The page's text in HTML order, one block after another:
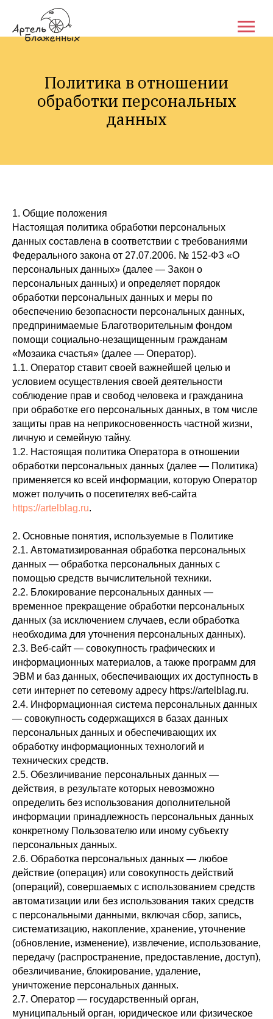
Политика в отношении
обработки персональных
данных
1. Общие положения
Настоящая политика обработки персональных
данных составлена в соответствии с требованиями
Федерального закона от 27.07.2006. № 152-ФЗ «О
персональных данных» (далее — Закон о
персональных данных) и определяет порядок
обработки персональных данных и меры по
обеспечению безопасности персональных данных,
предпринимаемые Благотворительным фондом
помощи социально-незащищенным гражданам
«Мозаика счастья» (далее — Оператор).
1.1. Оператор ставит своей важнейшей целью и
условием осуществления своей деятельности
соблюдение прав и свобод человека и гражданина
при обработке его персональных данных, в том числе
защиты прав на неприкосновенность частной жизни,
личную и семейную тайну.
1.2. Настоящая политика Оператора в отношении
обработки персональных данных (далее — Политика)
применяется ко всей информации, которую Оператор
может получить о посетителях веб-сайта
https://artelblag.ru.
2. Основные понятия, используемые в Политике
2.1. Автоматизированная обработка персональных
данных — обработка персональных данных с
помощью средств вычислительной техники.
2.2. Блокирование персональных данных —
временное прекращение обработки персональных
данных (за исключением случаев, если обработка
необходима для уточнения персональных данных).
2.3. Веб-сайт — совокупность графических и
информационных материалов, а также программ для
ЭВМ и баз данных, обеспечивающих их доступность в
сети интернет по сетевому адресу https://artelblag.ru.
2.4. Информационная система персональных данных
— совокупность содержащихся в базах данных
персональных данных и обеспечивающих их
обработку информационных технологий и
технических средств.
2.5. Обезличивание персональных данных —
действия, в результате которых невозможно
определить без использования дополнительной
информации принадлежность персональных данных
конкретному Пользователю или иному субъекту
персональных данных.
2.6. Обработка персональных данных — любое
действие (операция) или совокупность действий
(операций), совершаемых с использованием средств
автоматизации или без использования таких средств
с персональными данными, включая сбор, запись,
систематизацию, накопление, хранение, уточнение
(обновление, изменение), извлечение, использование,
передачу (распространение, предоставление, доступ),
обезличивание, блокирование, удаление,
уничтожение персональных данных.
2.7. Оператор — государственный орган,
муниципальный орган, юридическое или физическое